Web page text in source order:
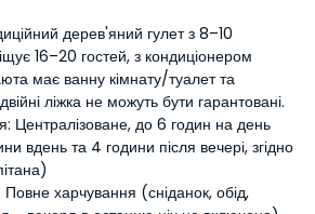
дерев'яний гулет з 8–10
16–20 гостей, з кондиціонером
має ванну кімнату/туалет та
ліжка не можуть бути гарантовані.
Централізоване, до 6 годин на день
вдень та 4 години після вечері, згідно
Повне харчування (сніданок, обід,